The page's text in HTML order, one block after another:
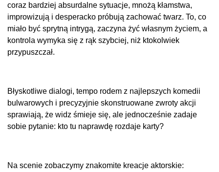
coraz bardziej absurdalne sytuacje, mnożą kłamstwa,
improwizują i desperacko próbują zachować twarz. To, co
miało być sprytną intrygą, zaczyna żyć własnym życiem, a
kontrola wymyka się z rąk szybciej, niż ktokolwiek
przypuszczał.
Błyskotliwe dialogi, tempo rodem z najlepszych komedii
bulwarowych i precyzyjnie skonstruowane zwroty akcji
sprawiają, że widz śmieje się, ale jednocześnie zadaje
sobie pytanie: kto tu naprawdę rozdaje karty?
Na scenie zobaczymy znakomite kreacje aktorskie: